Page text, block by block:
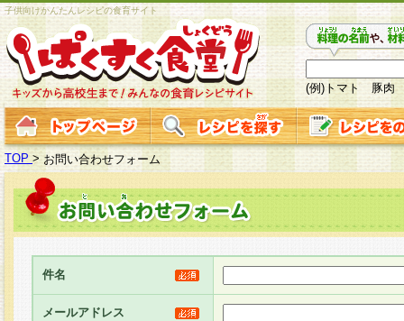
子供向けかんたんレシピの食育サイト
(例)トマト 豚肉
TOP > お問い合わせフォーム
件名
メールアドレス